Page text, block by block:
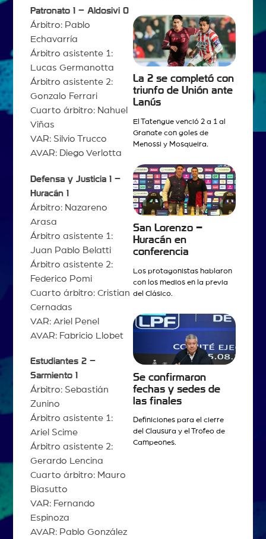
Patronato 1 – Aldosivi 0
Árbitro: Pablo
Echavarría
Árbitro asistente 1:
Lucas Germanotta
Árbitro asistente 2:
Gonzalo Ferrari
Cuarto árbitro: Nahuel
Viñas
VAR: Silvio Trucco
AVAR: Diego Verlotta
Defensa y Justicia 1 –
Huracán 1
Árbitro: Nazareno
Arasa
Árbitro asistente 1:
Juan Pablo Belatti
Árbitro asistente 2:
Federico Pomi
Cuarto árbitro: Cristian
Cernadas
VAR: Ariel Penel
AVAR: Fabricio Llobet
Estudiantes 2 –
Sarmiento 1
Árbitro: Sebastián
Zunino
Árbitro asistente 1:
Ariel Scime
Árbitro asistente 2:
Gerardo Lencina
Cuarto árbitro: Mauro
Biasutto
VAR: Fernando
Espinoza
AVAR: Pablo González
La 2 se completó con
triunfo de Unión ante
Lanús
El Tatengue venció 2 a 1 al
Granate con goles de
Menossi y Mosqueira.
San Lorenzo –
Huracán en
conferencia
Los protagonistas hablaron
con los medios en la previa
del Clásico.
Se confirmaron
fechas y sedes de
las finales
Definiciones para el cierre
del Clausura y el Trofeo de
Campeones.